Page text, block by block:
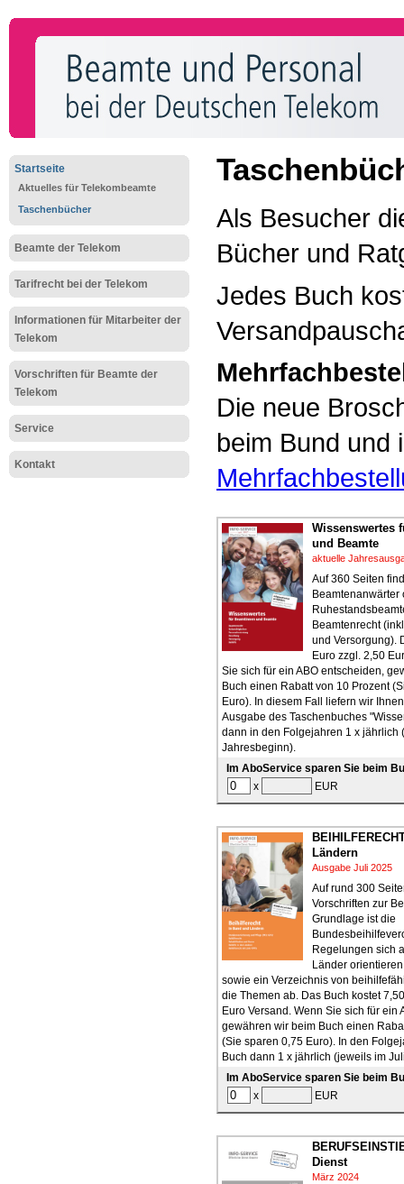
Startseite
Aktuelles für Telekombeamte
Taschenbücher
Beamte der Telekom
Tarifrecht bei der Telekom
Informationen für Mitarbeiter der
Telekom
Vorschriften für Beamte der
Telekom
Service
Kontakt
Als Besucher
Bücher und
Jedes Buch
Die neue
beim Bund und
Wissenswertes
und Beamte
aktuelle
Auf 360 Seiten
Beamtenanwärter
Beamtenrecht
und Versorgung).
Euro zzgl. 2,50
Sie sich für ein ABO entscheiden,
Buch einen Rabatt von 10 Prozent
Euro). In diesem Fall liefern wir
Ausgabe des Taschenbuches
dann in den Folgejahren 1 x jährlich
Jahresbeginn).
Im AboService sparen Sie beim
x
EUR
Ländern
Ausgabe Juli 2025
Auf rund 300
Vorschriften zur
Grundlage ist die
Regelungen sich
Länder
sowie ein Verzeichnis von
die Themen ab. Das Buch kostet
Euro Versand. Wenn Sie sich für ein
gewähren wir beim Buch einen
(Sie sparen 0,75 Euro). In den
Buch dann 1 x jährlich (jeweils im
Im AboService sparen Sie beim
x
EUR
Dienst
März 2024